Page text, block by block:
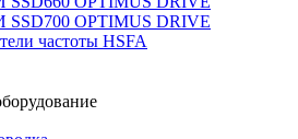
OPTIMUS DRIVE
частоты HSFA